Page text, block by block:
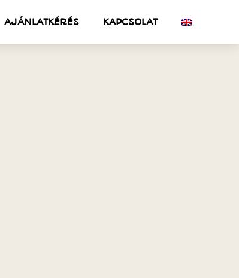
AJÁNLATKÉRÉS KAPCSOLAT